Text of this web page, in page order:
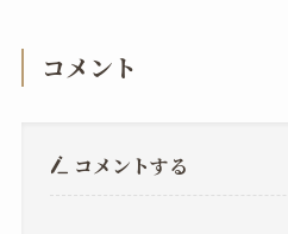
コメント
コメントする